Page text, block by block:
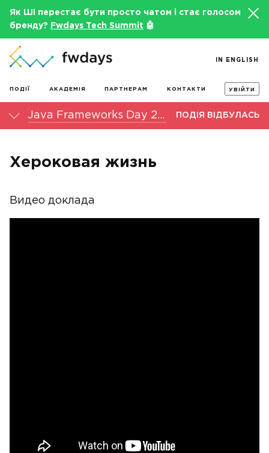
Як ШІ перестає бути просто чатом і стає голосом
бренду?
Fwdays Tech Summit 🤖
ПОДІЇ АКАДЕМІЯ ПАРТНЕРАМ КОНТАКТИ УВІЙТИ
IN ENGLISH
Java Frameworks Day 2015 ПОДІЯ ВІДБУЛАСЬ
Хероковая жизнь
Видео доклада